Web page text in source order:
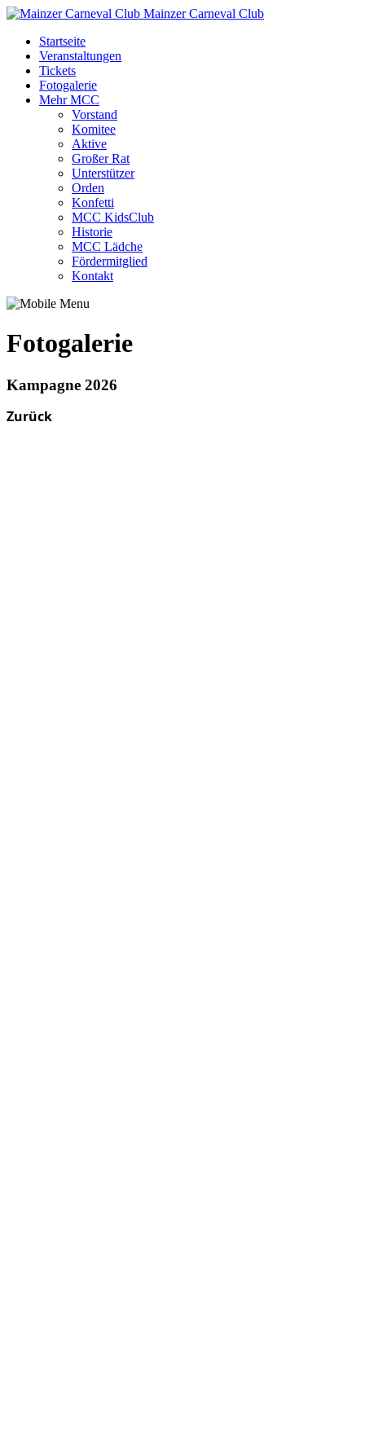
Mainzer Carneval Club
Startseite
Veranstaltungen
Tickets
Fotogalerie
Mehr MCC
Vorstand
Komitee
Aktive
Großer Rat
Unterstützer
Orden
Konfetti
MCC KidsClub
Historie
MCC Lädche
Fördermitglied
Kontakt
Fotogalerie
Kampagne 2026
Zurück